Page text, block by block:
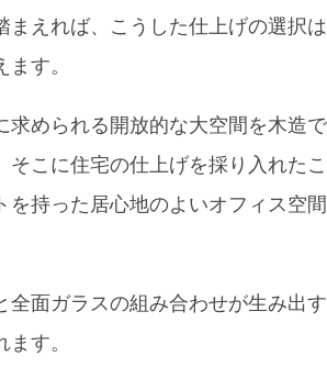
まえれば、こうした仕上げの選択
す。
求められる開放的な大空間を木造
そこに住宅の仕上げを採り入れた
を持った居心地のよいオフィス空
全面ガラスの組み合わせが生み出
す。